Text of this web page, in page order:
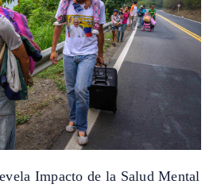
Impacto de la Salud Mental